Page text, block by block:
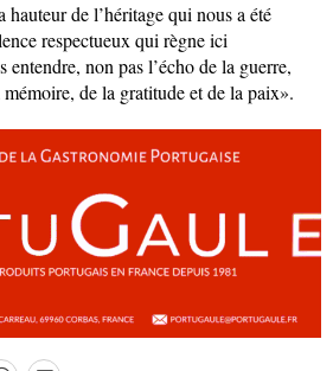
hauteur de l’héritage qui nous a été
respectueux qui règne ici
entendre, non pas l’écho de la guerre,
de la gratitude et de la paix».